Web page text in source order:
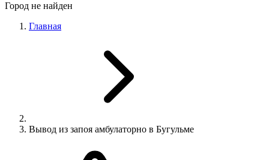
Город не найден
Главная
Вывод из запоя амбулаторно в Бугульме